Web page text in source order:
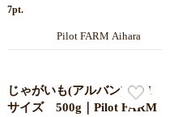
7pt.
Pilot FARM Aihara
じゃがいも(アルバン) M
サイズ 500g｜Pilot FARM